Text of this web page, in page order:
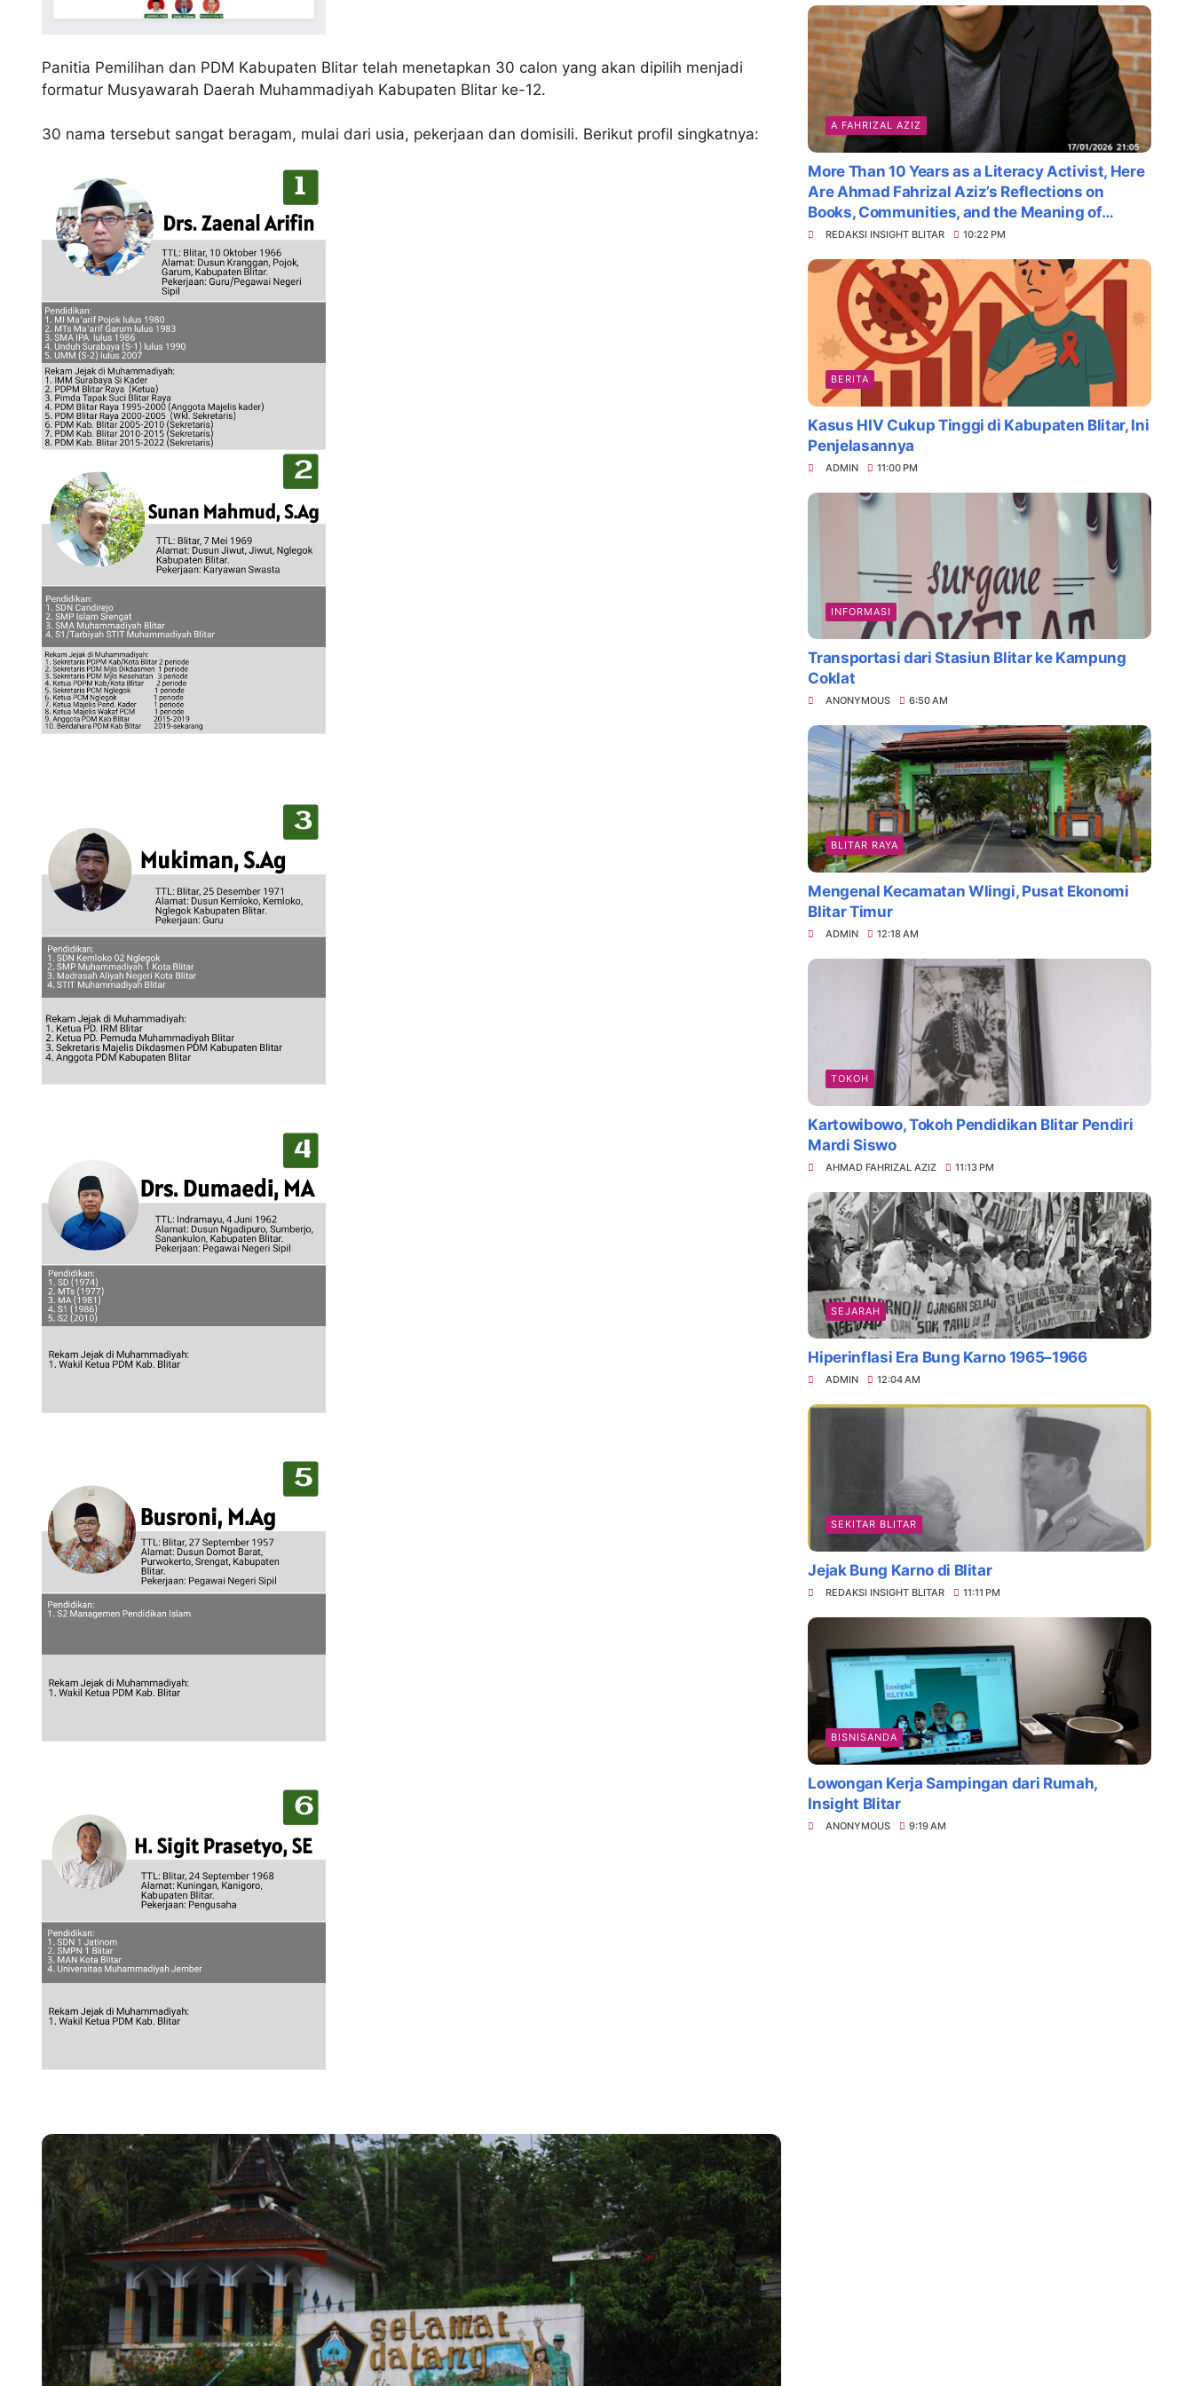
Panitia Pemilihan dan PDM Kabupaten Blitar telah menetapkan 30 calon yang akan dipilih menjadi
formatur Musyawarah Daerah Muhammadiyah Kabupaten Blitar ke-12.
30 nama tersebut sangat beragam, mulai dari usia, pekerjaan dan domisili. Berikut profil singkatnya:
A FAHRIZAL AZIZ
More Than 10 Years as a Literacy Activist, Here
Are Ahmad Fahrizal Aziz’s Reflections on
Books, Communities, and the Meaning of
Survival
REDAKSI INSIGHT BLITAR 10:22 PM
BERITA
Kasus HIV Cukup Tinggi di Kabupaten Blitar, Ini
Penjelasannya
ADMIN 11:00 PM
INFORMASI
Transportasi dari Stasiun Blitar ke Kampung
Coklat
ANONYMOUS 6:50 AM
BLITAR RAYA
Mengenal Kecamatan Wlingi, Pusat Ekonomi
Blitar Timur
ADMIN 12:18 AM
TOKOH
Kartowibowo, Tokoh Pendidikan Blitar Pendiri
Mardi Siswo
AHMAD FAHRIZAL AZIZ 11:13 PM
SEJARAH
Hiperinflasi Era Bung Karno 1965–1966
ADMIN 12:04 AM
SEKITAR BLITAR
Jejak Bung Karno di Blitar
REDAKSI INSIGHT BLITAR 11:11 PM
BISNISANDA
Lowongan Kerja Sampingan dari Rumah,
Insight Blitar
ANONYMOUS 9:19 AM